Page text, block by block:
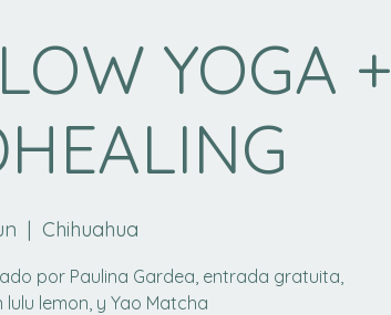
YOGA +
  |
Chihuahua
por Paulina Gardea, entrada gratuita,
lemon, y Yao Matcha